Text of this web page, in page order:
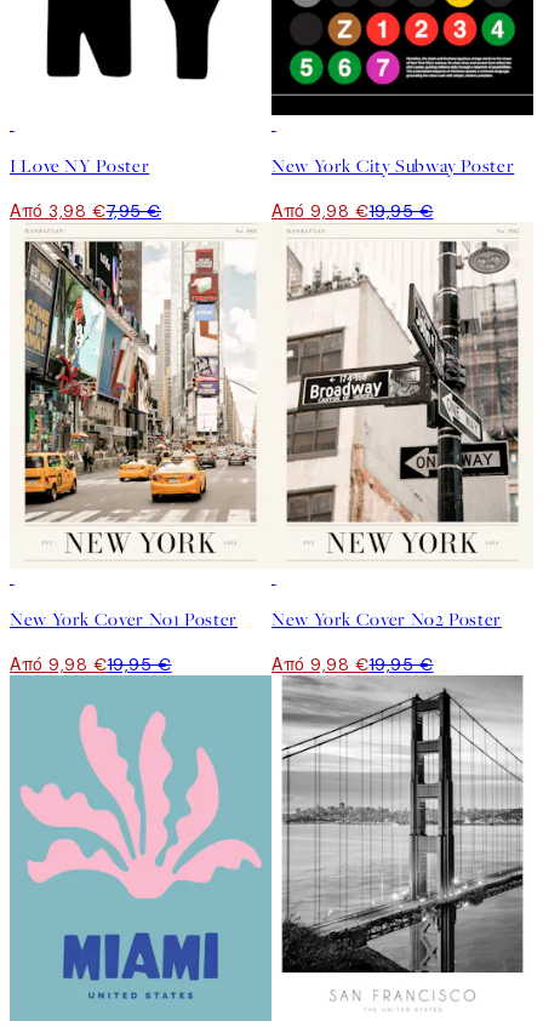
I Love NY Poster
Από 3,98 €7,95 €
New York City Subway Poster
Από 9,98 €19,95 €
New York Cover No1 Poster
Από 9,98 €19,95 €
New York Cover No2 Poster
Από 9,98 €19,95 €